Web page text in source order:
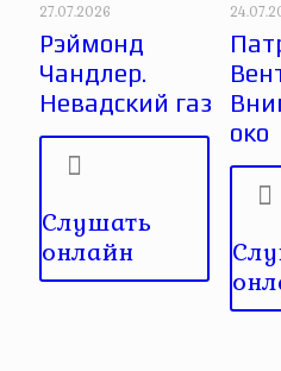
27.07.2026
Рэймонд
Чандлер.
Невадский газ
Слушать
онлайн
око